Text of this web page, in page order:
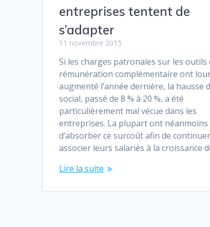
entreprises tentent de
s’adapter
11 novembre 2015
Si les charges patronales sur les outils
rémunération complémentaire ont
augmenté l’année dernière, la hausse
social, passé de 8 % à 20 %, a été
particulièrement mal vécue dans les
entreprises. La plupart ont néanmoins
d’absorber ce surcoût afin de
associer leurs salariés à la croissance
Lire la suite